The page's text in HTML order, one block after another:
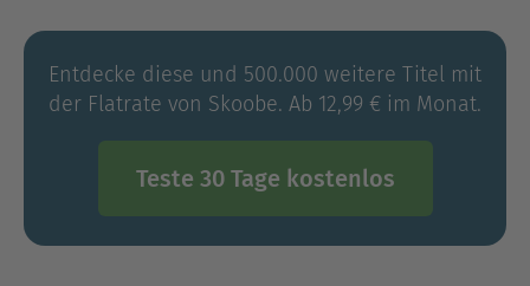
Entdecke diese und 500.000 weitere Titel mit
der Flatrate von Skoobe. Ab 12,99 € im Monat.
Teste 30 Tage kostenlos